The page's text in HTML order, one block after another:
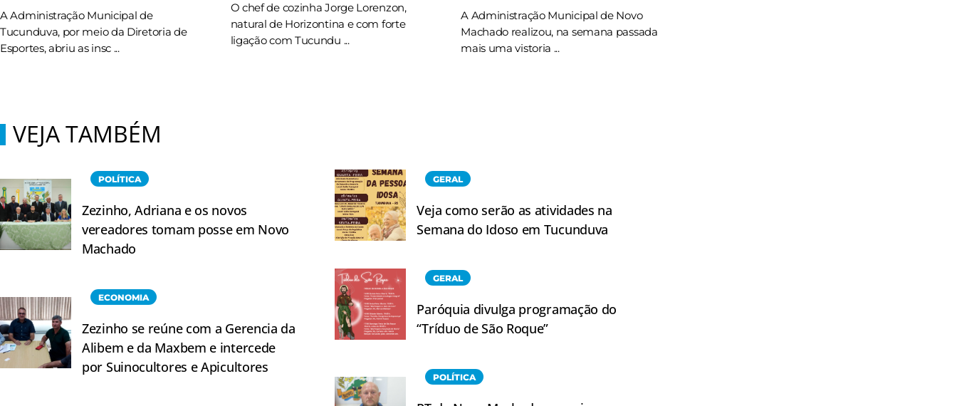
A Administração Municipal de
Tucunduva, por meio da Diretoria de
Esportes, abriu as insc ...
O chef de cozinha Jorge Lorenzon,
natural de Horizontina e com forte
ligação com Tucundu ...
A Administração Municipal de Novo
Machado realizou, na semana passada
mais uma vistoria ...
VEJA TAMBÉM
POLÍTICA
Zezinho, Adriana e os novos
vereadores tomam posse em Novo
Machado
ECONOMIA
Zezinho se reúne com a Gerencia da
Alibem e da Maxbem e intercede
por Suinocultores e Apicultores
GERAL
Veja como serão as atividades na
Semana do Idoso em Tucunduva
GERAL
Paróquia divulga programação do
“Tríduo de São Roque”
POLÍTICA